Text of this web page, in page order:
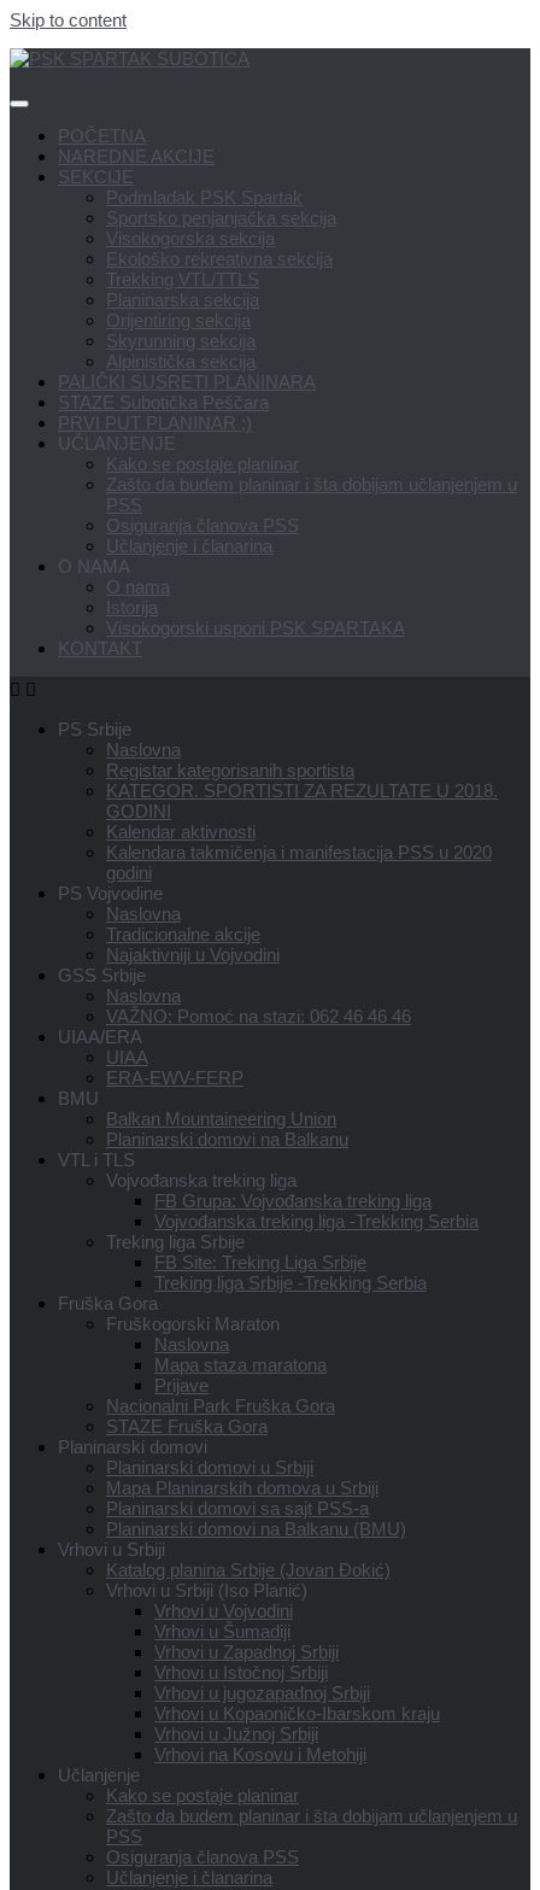
Skip to content
POČETNA
NAREDNE AKCIJE
SEKCIJE
Podmladak PSK Spartak
Sportsko penjanjačka sekcija
Visokogorska sekcija
Ekološko rekreativna sekcija
Trekking VTL/TTLS
Planinarska sekcija
Orijentiring sekcija
Skyrunning sekcija
Alpinistička sekcija
PALIČKI SUSRETI PLANINARA
STAZE Subotička Peščara
PRVI PUT PLANINAR ;)
UČLANJENJE
Kako se postaje planinar
Zašto da budem planinar i šta dobijam učlanjenjem u
PSS
Osiguranja članova PSS
Učlanjenje i članarina
O NAMA
O nama
Istorija
Visokogorski usponi PSK SPARTAKA
KONTAKT
PS Srbije
Naslovna
Registar kategorisanih sportista
KATEGOR. SPORTISTI ZA REZULTATE U 2018.
GODINI
Kalendar aktivnosti
Kalendara takmičenja i manifestacija PSS u 2020
godini
PS Vojvodine
Naslovna
Tradicionalne akcije
Najaktivniji u Vojvodini
GSS Srbije
Naslovna
VAŽNO: Pomoć na stazi: 062 46 46 46
UIAA/ERA
UIAA
ERA-EWV-FERP
BMU
Balkan Mountaineering Union
Planinarski domovi na Balkanu
VTL i TLS
Vojvođanska treking liga
FB Grupa: Vojvođanska treking liga
Vojvođanska treking liga -Trekking Serbia
Treking liga Srbije
FB Site: Treking Liga Srbije
Treking liga Srbije -Trekking Serbia
Fruška Gora
Fruškogorski Maraton
Naslovna
Mapa staza maratona
Prijave
Nacionalni Park Fruška Gora
STAZE Fruška Gora
Planinarski domovi
Planinarski domovi u Srbiji
Mapa Planinarskih domova u Srbiji
Planinarski domovi sa sajt PSS-a
Planinarski domovi na Balkanu (BMU)
Vrhovi u Srbiji
Katalog planina Srbije (Jovan Đokić)
Vrhovi u Srbiji (Iso Planić)
Vrhovi u Vojvodini
Vrhovi u Šumadiji
Vrhovi u Zapadnoj Srbiji
Vrhovi u Istočnoj Srbiji
Vrhovi u jugozapadnoj Srbiji
Vrhovi u Kopaoničko-Ibarskom kraju
Vrhovi u Južnoj Srbiji
Vrhovi na Kosovu i Metohiji
Učlanjenje
Kako se postaje planinar
Zašto da budem planinar i šta dobijam učlanjenjem u
PSS
Osiguranja članova PSS
Učlanjenje i članarina